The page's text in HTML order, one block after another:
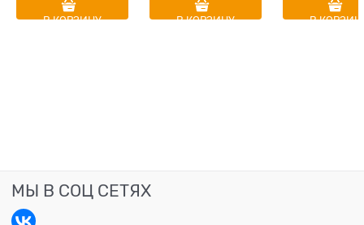
В КОРЗИНУ В КОРЗИНУ В
МЫ В СОЦ СЕТЯХ